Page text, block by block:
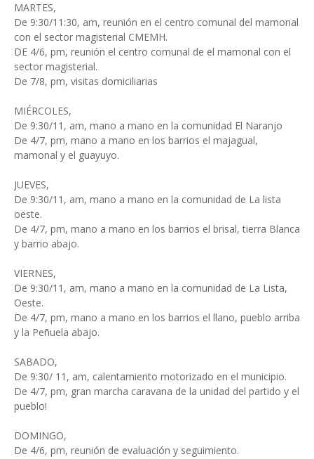
MARTES,
De 9:30/11:30, am, reunión en el centro comunal del mamonal
con el sector magisterial CMEMH.
DE 4/6, pm, reunión el centro comunal de el mamonal con el
sector magisterial.
De 7/8, pm, visitas domiciliarias
MIÉRCOLES,
De 9:30/11, am, mano a mano en la comunidad El Naranjo
De 4/7, pm, mano a mano en los barrios el majagual,
mamonal y el guayuyo.
JUEVES,
De 9:30/11, am, mano a mano en la comunidad de La lista
oeste.
De 4/7, pm, mano a mano en los barrios el brisal, tierra Blanca
y barrio abajo.
VIERNES,
De 9:30/11, am, mano a mano en la comunidad de La Lista,
Oeste.
De 4/7, pm, mano a mano en los barrios el llano, pueblo arriba
y la Peñuela abajo.
SABADO,
De 9:30/ 11, am, calentamiento motorizado en el municipio.
De 4/7, pm, gran marcha caravana de la unidad del partido y el
pueblo!
DOMINGO,
De 4/6, pm, reunión de evaluación y seguimiento.